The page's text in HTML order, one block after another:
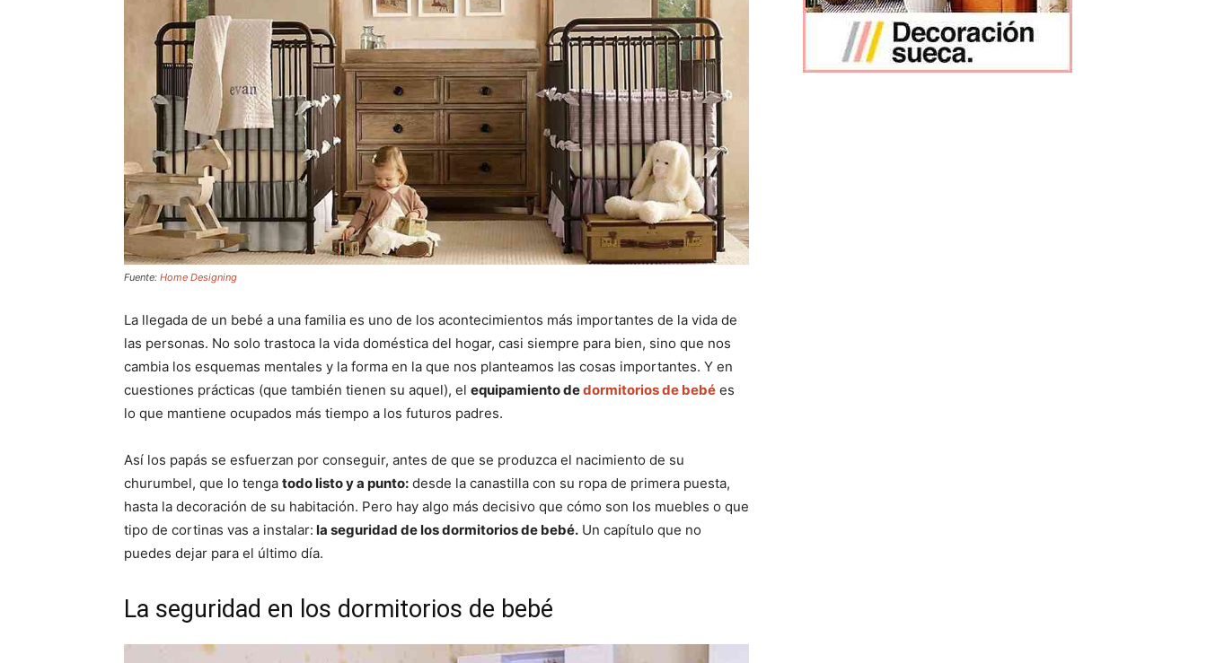
Fuente: Home Designing
La llegada de un bebé a una familia es uno de los acontecimientos más importantes de la vida de
las personas. No solo trastoca la vida doméstica del hogar, casi siempre para bien, sino que nos
cambia los esquemas mentales y la forma en la que nos planteamos las cosas importantes. Y en
cuestiones prácticas (que también tienen su aquel), el equipamiento dedormitorios de bebé es
lo que mantiene ocupados más tiempo a los futuros padres.
Así los papás se esfuerzan por conseguir, antes de que se produzca el nacimiento de su
churumbel, que lo tenga todo listo y a punto: desde la canastilla con su ropa de primera puesta,
hasta la decoración de su habitación. Pero hay algo más decisivo que cómo son los muebles o que
tipo de cortinas vas a instalar: la seguridad de los dormitorios de bebé. Un capítulo que no
puedes dejar para el último día.
La seguridad en los dormitorios de bebé